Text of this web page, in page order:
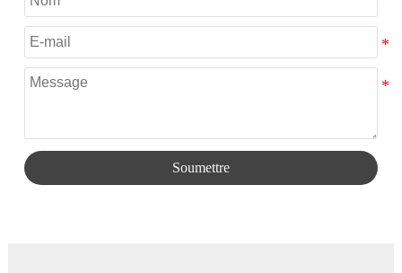
Soumettre